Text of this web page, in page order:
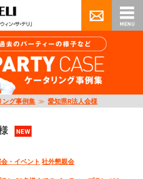
ング事例集 ≫愛知県R法人会様
NEW
・イベント 社外懇親会